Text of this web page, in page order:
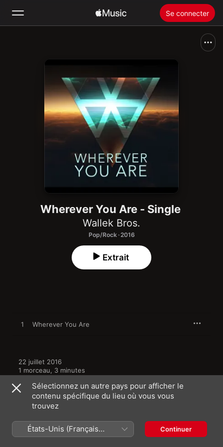
Se connecter
Nouveautés
Radio
Installer Apple Music
Wherever You Are - Single
Wallek Bros.
Pop/Rock · 2016
Extrait
1 Wherever You Are
22 juillet 2016
1 morceau, 3 minutes
Plus de titres par Wallek Bros.
Sélectionnez un autre pays pour afficher le
contenu spécifique du lieu où vous vous
trouvez
États-Unis (Français
France)
Continuer